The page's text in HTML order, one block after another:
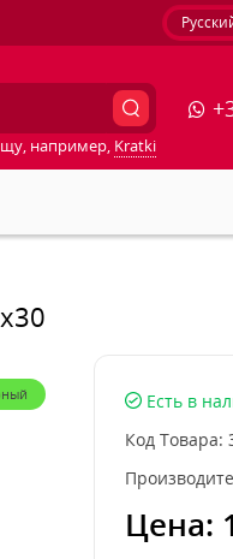
например, Kratki
Есть в
Код Товара:
Цена: